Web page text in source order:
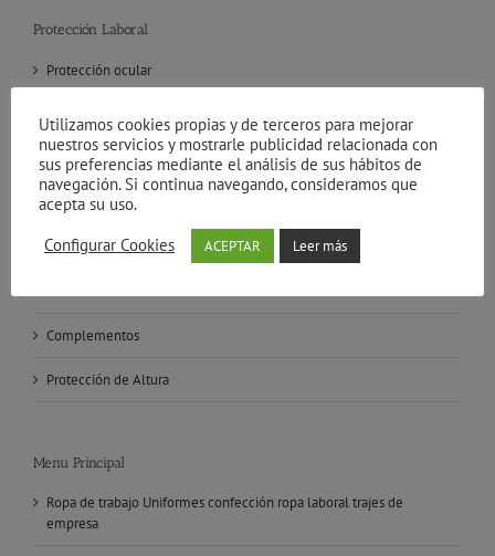
Protección Laboral
Protección ocular
Calzado de seguridad
Guantes de seguridad
Vias respiratorias
Auditivo
Complementos
Protección de Altura
Menu Principal
Ropa de trabajo Uniformes confección ropa laboral trajes de
empresa
Utilizamos cookies propias y de terceros para mejorar
nuestros servicios y mostrarle publicidad relacionada con
sus preferencias mediante el análisis de sus hábitos de
navegación. Si continua navegando, consideramos que
acepta su uso.
Configurar Cookies
ACEPTAR Leer más